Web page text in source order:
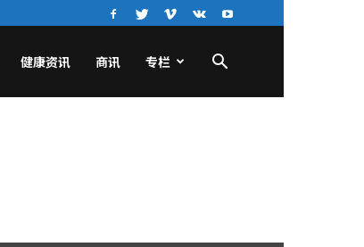
健康资讯 商讯 专栏